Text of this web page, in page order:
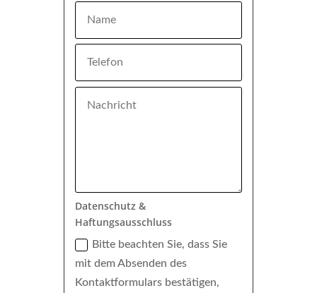
Datenschutz &
Haftungsausschluss
Bitte beachten Sie, dass Sie
mit dem Absenden des
Kontaktformulars bestätigen,